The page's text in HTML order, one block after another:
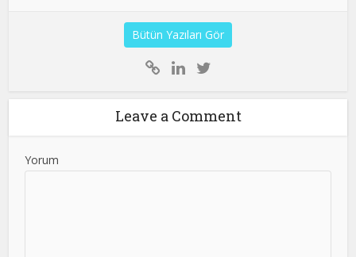
Bütün Yazıları Gör
Leave a Comment
Yorum